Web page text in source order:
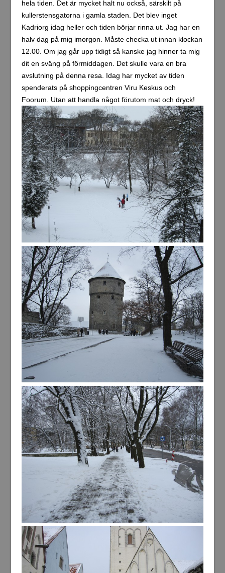
hela tiden. Det är mycket halt nu också, särskilt på
kullerstensgatorna i gamla staden. Det blev inget
Kadriorg idag heller och tiden börjar rinna ut. Jag har en
halv dag på mig imorgon. Måste checka ut innan klockan
12.00. Om jag går upp tidigt så kanske jag hinner ta mig
dit en sväng på förmiddagen. Det skulle vara en bra
avslutning på denna resa. Idag har mycket av tiden
spenderats på shoppingcentren Viru Keskus och
Foorum. Utan att handla något förutom mat och dryck!